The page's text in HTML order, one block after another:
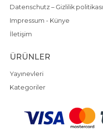
Datenschutz – Gizlilik politikası
Impressum - Künye
İletişim
ÜRÜNLER
Yayınevleri
Kategoriler